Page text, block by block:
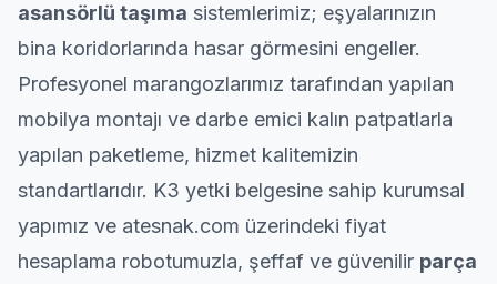
asansörlü taşıma sistemlerimiz; eşyalarınızın
bina koridorlarında hasar görmesini engeller.
Profesyonel marangozlarımız tarafından yapılan
mobilya montajı ve darbe emici kalın patpatlarla
yapılan paketleme, hizmet kalitemizin
standartlarıdır. K3 yetki belgesine sahip kurumsal
yapımız ve atesnak.com üzerindeki fiyat
hesaplama robotumuzla, şeffaf ve güvenilir parça